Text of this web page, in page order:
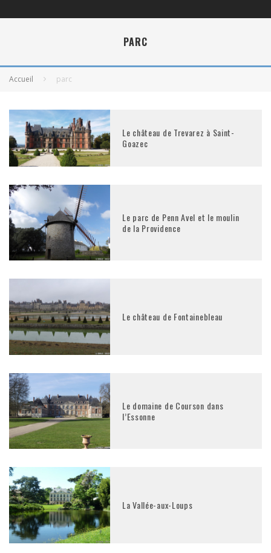
PARC
Accueil parc
Le château de Trevarez à Saint-
Goazec
Le parc de Penn Avel et le moulin
de la Providence
Le château de Fontainebleau
Le domaine de Courson dans
l’Essonne
La Vallée-aux-Loups